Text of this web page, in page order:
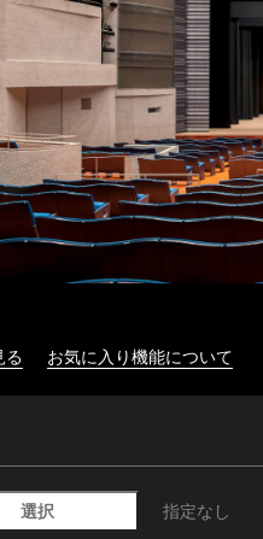
る お気に入り機能について
選択 指定なし